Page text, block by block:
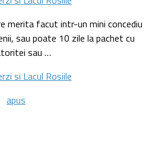
merita facut intr-un mini concediu
sau poate 10 zile la pachet cu
sau …
si Lacul Rosiile
apus